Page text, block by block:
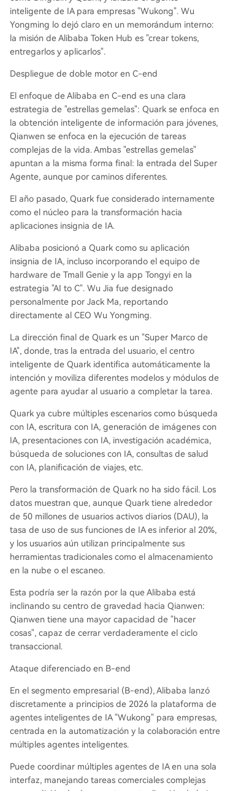
inteligente de IA para empresas "Wukong". Wu
Yongming lo dejó claro en un memorándum interno:
la misión de Alibaba Token Hub es "crear tokens,
entregarlos y aplicarlos".
Despliegue de doble motor en C-end
El enfoque de Alibaba en C-end es una clara
estrategia de "estrellas gemelas": Quark se enfoca en
la obtención inteligente de información para jóvenes,
Qianwen se enfoca en la ejecución de tareas
complejas de la vida. Ambas "estrellas gemelas"
apuntan a la misma forma final: la entrada del Super
Agente, aunque por caminos diferentes.
El año pasado, Quark fue considerado internamente
como el núcleo para la transformación hacia
aplicaciones insignia de IA.
Alibaba posicionó a Quark como su aplicación
insignia de IA, incluso incorporando el equipo de
hardware de Tmall Genie y la app Tongyi en la
estrategia "AI to C". Wu Jia fue designado
personalmente por Jack Ma, reportando
directamente al CEO Wu Yongming.
La dirección final de Quark es un "Super Marco de
IA", donde, tras la entrada del usuario, el centro
inteligente de Quark identifica automáticamente la
intención y moviliza diferentes modelos y módulos de
agente para ayudar al usuario a completar la tarea.
Quark ya cubre múltiples escenarios como búsqueda
con IA, escritura con IA, generación de imágenes con
IA, presentaciones con IA, investigación académica,
búsqueda de soluciones con IA, consultas de salud
con IA, planificación de viajes, etc.
Pero la transformación de Quark no ha sido fácil. Los
datos muestran que, aunque Quark tiene alrededor
de 50 millones de usuarios activos diarios (DAU), la
tasa de uso de sus funciones de IA es inferior al 20%,
y los usuarios aún utilizan principalmente sus
herramientas tradicionales como el almacenamiento
en la nube o el escaneo.
Esta podría ser la razón por la que Alibaba está
inclinando su centro de gravedad hacia Qianwen:
Qianwen tiene una mayor capacidad de "hacer
cosas", capaz de cerrar verdaderamente el ciclo
transaccional.
Ataque diferenciado en B-end
En el segmento empresarial (B-end), Alibaba lanzó
discretamente a principios de 2026 la plataforma de
agentes inteligentes de IA "Wukong" para empresas,
centrada en la automatización y la colaboración entre
múltiples agentes inteligentes.
Puede coordinar múltiples agentes de IA en una sola
interfaz, manejando tareas comerciales complejas